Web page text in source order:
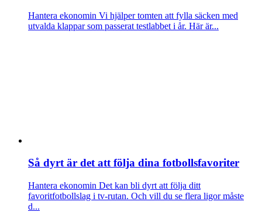
Hantera ekonomin Vi hjälper tomten att fylla säcken med
utvalda klappar som passerat testlabbet i år. Här är...
Så dyrt är det att följa dina fotbollsfavoriter
Hantera ekonomin Det kan bli dyrt att följa ditt
favoritfotbollslag i tv-rutan. Och vill du se flera ligor måste
d...